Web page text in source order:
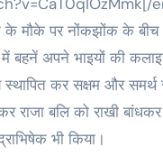
के मौके पर नोंकझोंक के
अपने भाइयों की
कर सक्षम और
राजा बलि को राखी
भी किया।